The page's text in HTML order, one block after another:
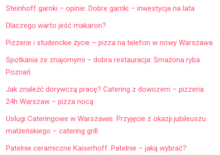
Steinhoff garnki – opinie. Dobre garnki – inwestycja na lata
Dlaczego warto jeść makaron?
Pizzerie i studenckie życie – pizza na telefon w nowy Warszawa
Spotkania ze znajomymi – dobra restauracja: Smażona ryba
Poznań
Jak znaleźć dorywczą pracę? Catering z dowozem – pizzeria
24h Warszaw – pizza nocą
Usługi Cateringowe w Warszawie. Przyjęcie z okazji jubileuszu
małżeńskiego – catering grill
Patelnie ceramiczne Kaiserhoff. Patelnie – jaką wybrać?